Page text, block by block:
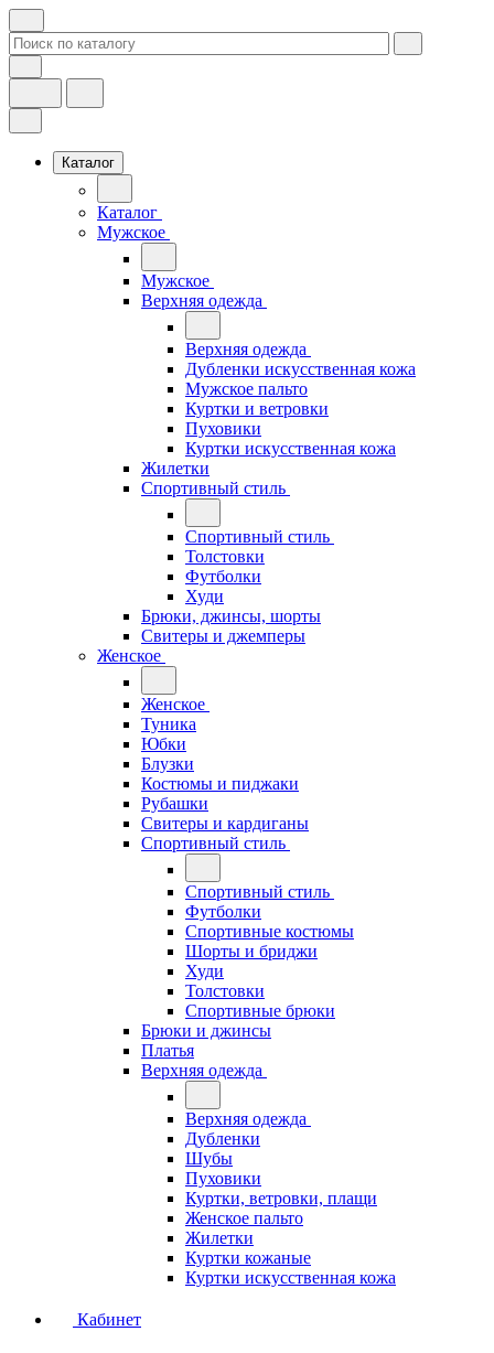
Каталог
Каталог
Мужское
Мужское
Верхняя одежда
Верхняя одежда
Дубленки искусственная кожа
Мужское пальто
Куртки и ветровки
Пуховики
Куртки искусственная кожа
Жилетки
Спортивный стиль
Спортивный стиль
Толстовки
Футболки
Худи
Брюки, джинсы, шорты
Свитеры и джемперы
Женское
Женское
Туника
Юбки
Блузки
Костюмы и пиджаки
Рубашки
Свитеры и кардиганы
Спортивный стиль
Спортивный стиль
Футболки
Спортивные костюмы
Шорты и бриджи
Худи
Толстовки
Спортивные брюки
Брюки и джинсы
Платья
Верхняя одежда
Верхняя одежда
Дубленки
Шубы
Пуховики
Куртки, ветровки, плащи
Женское пальто
Жилетки
Куртки кожаные
Куртки искусственная кожа
Кабинет